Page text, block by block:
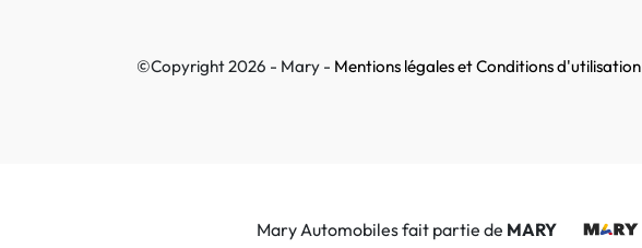
©Copyright 2026 - Mary - Mentions légales et Conditions d'utilisation
Mary Automobiles fait partie de MARY